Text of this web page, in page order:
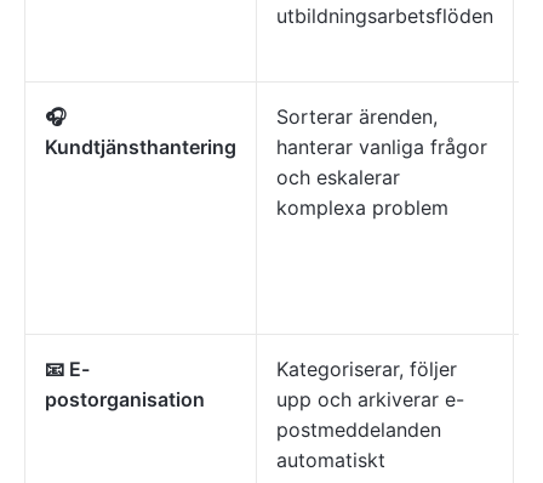
utbildningsarbetsflöden
🎧
Kundtjänsthantering
Sorterar ärenden,
hanterar vanliga frågor
och eskalerar
komplexa problem
📧 E-
postorganisation
Kategoriserar, följer
upp och arkiverar e-
postmeddelanden
automatiskt